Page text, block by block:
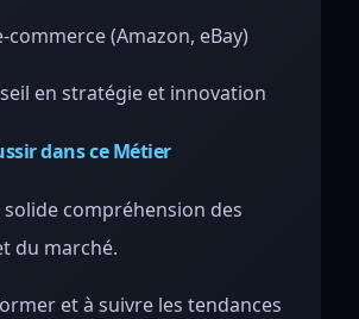
commerce (Amazon, eBay)
en stratégie et innovation
dans ce Métier
compréhension des
du marché.
et à suivre les tendances